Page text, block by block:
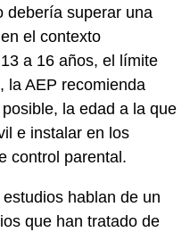
debería superar una
el contexto
a 16 años, el límite
la AEP recomienda
la edad a la que
e instalar en los
control parental.
hablan de un
que han tratado de